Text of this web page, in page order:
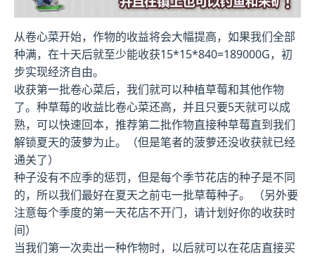
从卷心菜开始，作物的收益将会大幅提高，如果我们全部
种满，在十天后就至少能收获15*15*840=189000G，初
步实现经济自由。
收获第一批卷心菜后，我们就可以种植草莓和其他作物
了。种草莓的收益比卷心菜还高，并且只要5天就可以成
熟，可以快速回本，推荐第二批作物直接种草莓直到我们
解锁夏天的菠萝为止。（但是笔者的菠萝还没收获就已经
通关了）
种子没有不应季的惩罚，但是每个季节花店的种子是不同
的，所以我们最好在夏天之前屯一批草莓种子。 （另外要
注意每个季度的第一天花店不开门，请计划好你的收获时
间）
当我们第一次卖出一种作物时，以后就可以在花店直接买